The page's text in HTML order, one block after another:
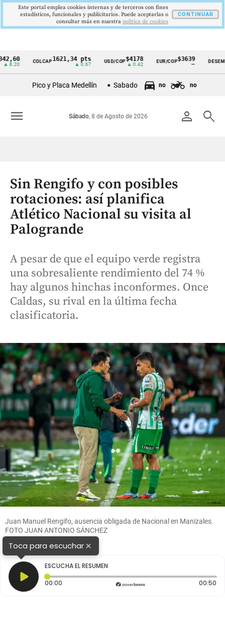
Cintillo
Colombia
COLCAP1621,34 pts USD/COP$4178
▲ 0.42
EUR/COP$3639
—
DESEMPLEO
▼
Pico y Placa Medellín Sabado no no
person search
Sábado, 8 de Agosto de 2026
menu
Sin Rengifo y con posibles
rotaciones: así planifica
Atlético Nacional su visita al
Palogrande
A pesar de que el equipo verde registra
una sobresaliente rendimiento del 74 %
hay algunos hinchas inconformes. Once
Caldas, su rival en la última fecha
clasificatoria.
Juan Manuel Rengifo, ausencia obligada de Nacional en Manizales.
FOTO JUAN ANTONIO SÁNCHEZ
Toca para escuchar×
ESCUCHA EL RESUMEN
00:00 Tiempo transcurrido: 0 segundos 00:50
Este portal emplea cookies internas y de terceros con fines
estadísticos, funcionales y publicitarios. Puede aceptarlas o
consultar más en nuestra politica de cookies
CONTINUAR